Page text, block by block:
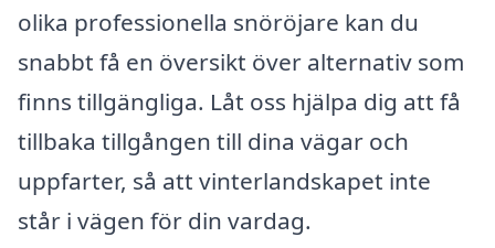
olika professionella snöröjare kan du
snabbt få en översikt över alternativ som
finns tillgängliga. Låt oss hjälpa dig att få
tillbaka tillgången till dina vägar och
uppfarter, så att vinterlandskapet inte
står i vägen för din vardag.